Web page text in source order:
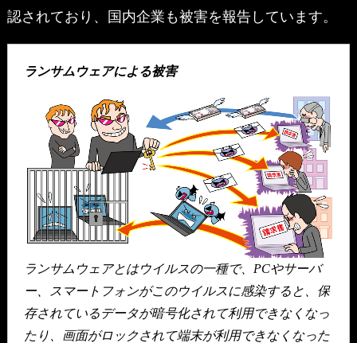
認されており、国内企業も被害を報告しています。
ランサムウェアによる被害
ランサムウェアとはウイルスの一種で、PCやサーバ
ー、スマートフォンがこのウイルスに感染すると、保
存されているデータが暗号化されて利用できなくなっ
たり、画面がロックされて端末が利用できなくなった